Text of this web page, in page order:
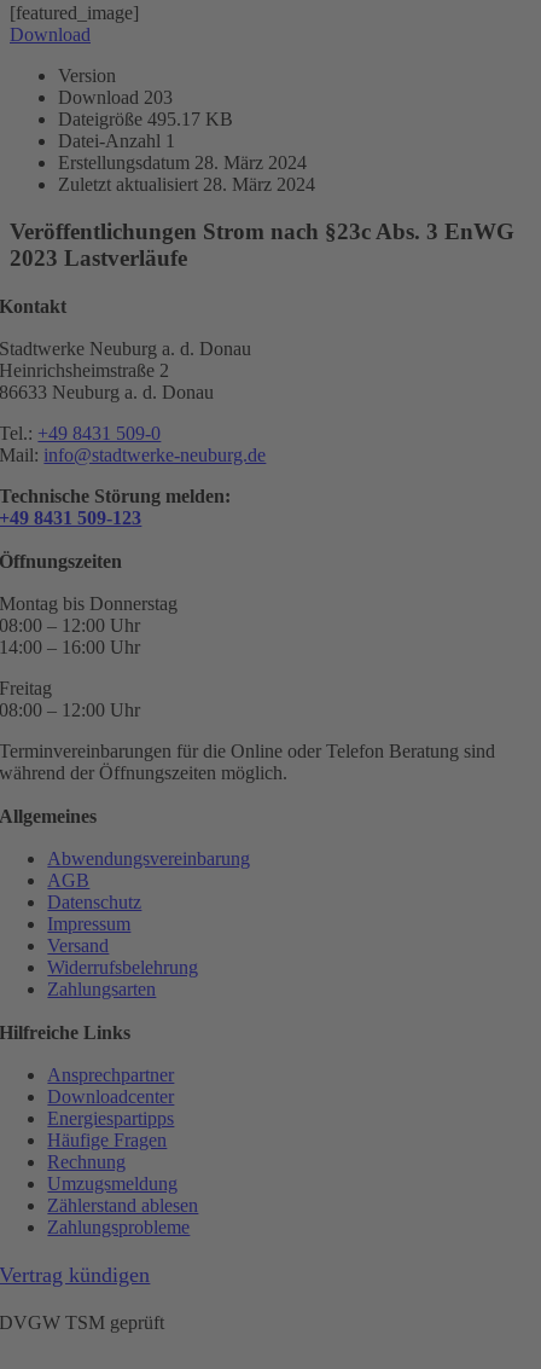
[featured_image]
Download
Version
Download 203
Dateigröße 495.17 KB
Datei-Anzahl 1
Erstellungsdatum 28. März 2024
Zuletzt aktualisiert 28. März 2024
Veröffentlichungen Strom nach §23c Abs. 3 EnWG
2023 Lastverläufe
Kontakt
Stadtwerke Neuburg a. d. Donau
Heinrichsheimstraße 2
86633 Neuburg a. d. Donau
Tel.: +49 8431 509-0
Mail: info@stadtwerke-neuburg.de
Technische Störung melden:
+49 8431 509-123
Öffnungszeiten
Montag bis Donnerstag
08:00 – 12:00 Uhr
14:00 – 16:00 Uhr
Freitag
08:00 – 12:00 Uhr
Terminvereinbarungen für die Online oder Telefon Beratung sind
während der Öffnungszeiten möglich.
Allgemeines
Abwendungsvereinbarung
AGB
Datenschutz
Impressum
Versand
Widerrufsbelehrung
Zahlungsarten
Hilfreiche Links
Ansprechpartner
Downloadcenter
Energiespartipps
Häufige Fragen
Rechnung
Umzugsmeldung
Zählerstand ablesen
Zahlungsprobleme
Vertrag kündigen
DVGW TSM geprüft